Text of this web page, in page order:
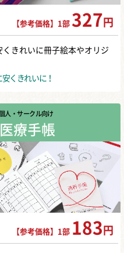
【参考価格】1部 327 円
きれいに冊子絵本やオリジ
くきれいに！
個人・サークル向け
療手帳
【参考価格】1部 183 円